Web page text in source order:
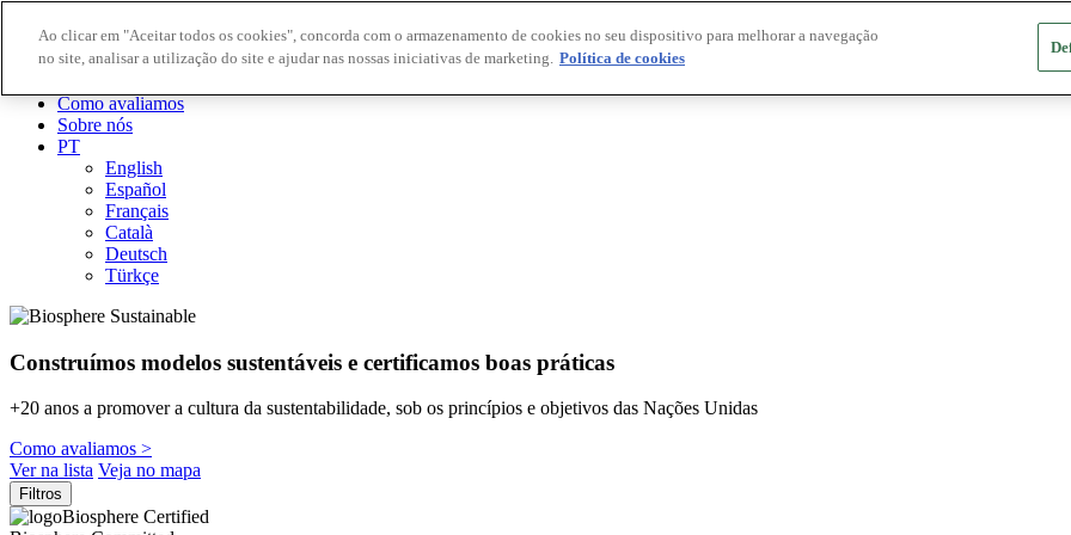
Destinos Biosphere
Como avaliamos
Sobre nós
PT
English
Español
Français
Català
Deutsch
Türkçe
Construímos modelos sustentáveis ​​e certificamos boas práticas
+20 anos a promover a cultura da sustentabilidade, sob os princípios e objetivos das Nações Unidas
Como avaliamos >
Ver na lista Veja no mapa
Filtros
Biosphere Certified
Ao clicar em "Aceitar todos os cookies", concorda com o armazenamento de cookies no seu dispositivo para melhorar a navegação
no site, analisar a utilização do site e ajudar nas nossas iniciativas de marketing. Política de cookies